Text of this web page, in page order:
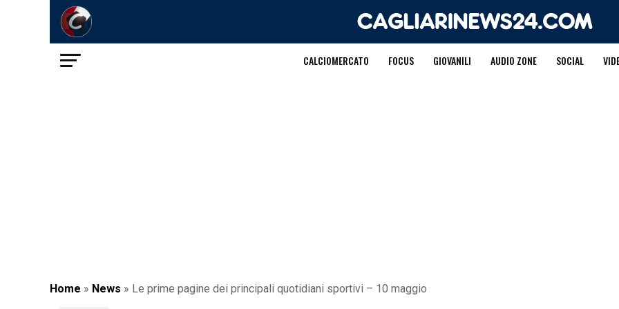
CALCIOMERCATO FOCUS GIOVANILI AUDIO ZONE SOCIAL
Home » News » Le prime pagine dei principali quotidiani sportivi – 10 maggio